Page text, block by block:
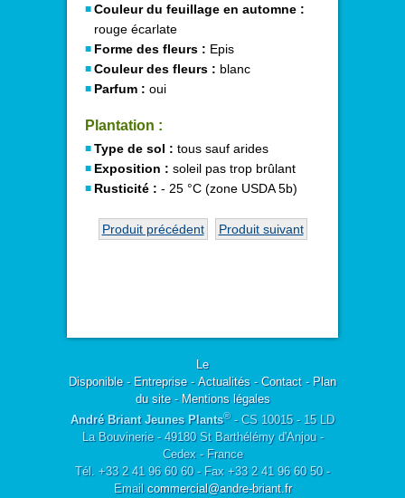
Couleur du feuillage en automne :
rouge écarlate
Forme des fleurs : Epis
Couleur des fleurs : blanc
Parfum : oui
Plantation :
Type de sol : tous sauf arides
Exposition : soleil pas trop brûlant
Rusticité : - 25 °C (zone USDA 5b)
Produit précédent Produit suivant
Le
Disponible- Entreprise- Actualités - Contact- Plan
du site- Mentions légales
André Briant Jeunes Plants®- CS 10015 - 15 LD
La Bouvinerie - 49180 St Barthélémy d'Anjou -
Cedex - France
Tél. +33 2 41 96 60 60 - Fax +33 2 41 96 60 50 -
Email commercial@andre-briant.fr